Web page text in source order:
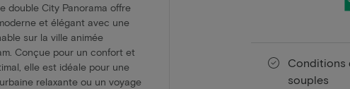
Conditions
souples
double City Panorama offre
et élégant avec une
sur la ville animée
Conçue pour un confort et
elle est idéale pour une
relaxante ou un voyage